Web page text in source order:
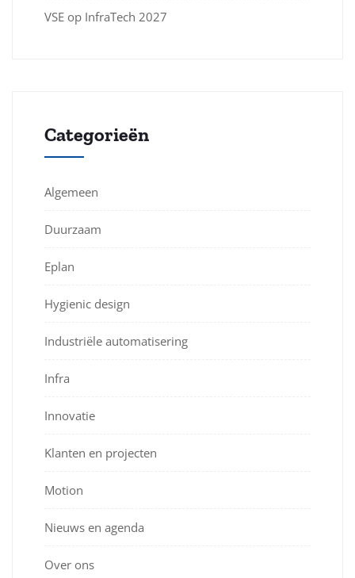
VSE op InfraTech 2027
Categorieën
Algemeen
Duurzaam
Eplan
Hygienic design
Industriële automatisering
Infra
Innovatie
Klanten en projecten
Motion
Nieuws en agenda
Over ons